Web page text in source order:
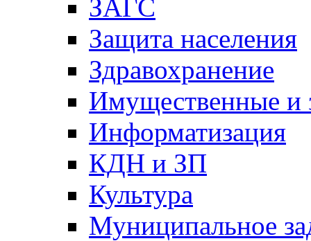
ЗАГС
Защита населения
Здравохранение
Имущественные и
Информатизация
КДН и ЗП
Культура
Муниципальное